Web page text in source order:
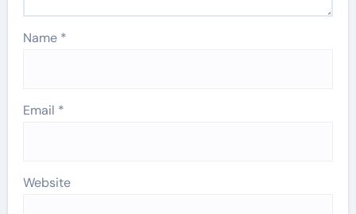
Name *
Email *
Website